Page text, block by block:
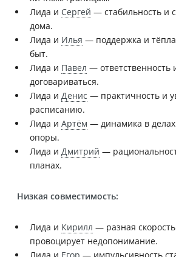
Лида и Сергей — стабильность и
дома.
Лида и Илья — поддержка и
быт.
Лида и Павел — ответственность
договариваться.
Лида и Денис — практичность и
расписанию.
Лида и Артём — динамика в
опоры.
Лида и Дмитрий —
планах.
Низкая совместимость:
Лида и Кирилл — разная
провоцирует недопонимание.